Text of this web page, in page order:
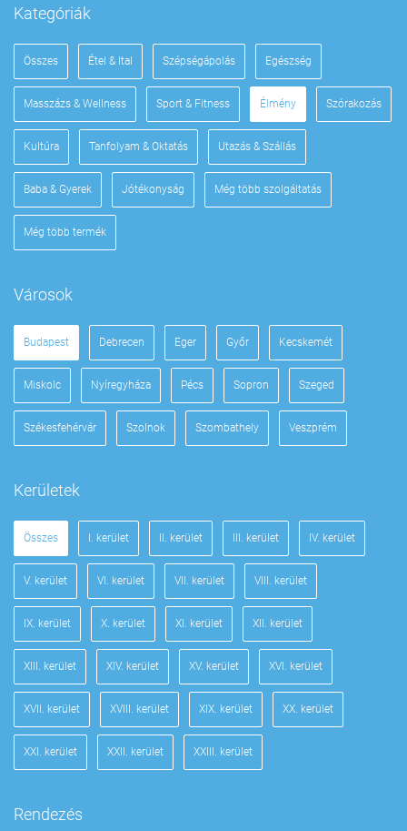
Kategóriák
Összes Étel & Ital Szépségápolás Egészség
Masszázs & Wellness Sport & Fitness Élmény Szórakozás
Kultúra Tanfolyam & Oktatás Utazás & Szállás
Baba & Gyerek Jótékonyság Még több szolgáltatás
Még több termék
Városok
Budapest Debrecen Eger Győr Kecskemét
Miskolc Nyíregyháza Pécs Sopron Szeged
Székesfehérvár Szolnok Szombathely Veszprém
Kerületek
Összes I. kerület II. kerület III. kerület IV. kerület
V. kerület VI. kerület VII. kerület VIII. kerület
IX. kerület X. kerület XI. kerület XII. kerület
XIII. kerület XIV. kerület XV. kerület XVI. kerület
XVII. kerület XVIII. kerület XIX. kerület XX. kerület
XXI. kerület XXII. kerület XXIII. kerület
Rendezés